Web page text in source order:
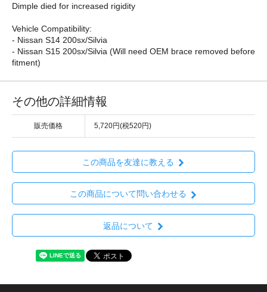
Dimple died for increased rigidity
Vehicle Compatibility:
- Nissan S14 200sx/Silvia
- Nissan S15 200sx/Silvia (Will need OEM brace removed before
fitment)
その他の詳細情報
販売価格 5,720円(税520円)
この商品を友達に教える
この商品について問い合わせる
返品について